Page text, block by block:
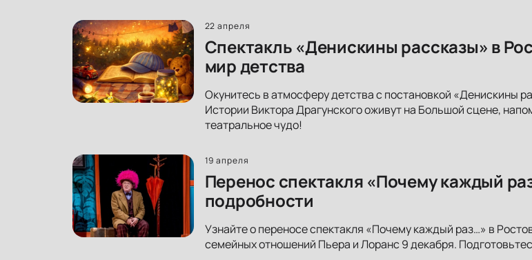
22 апреля
Спектакль «Денискины рассказы» в
мир детства
Окунитесь в атмосферу детства с постановкой «Денискины
Истории Виктора Драгунского оживут на Большой сцене,
театральное чудо!
19 апреля
Перенос спектакля «Почему каждый
подробности
Узнайте о переносе спектакля «Почему каждый раз…» в
семейных отношений Пьера и Лоранс 9 декабря.